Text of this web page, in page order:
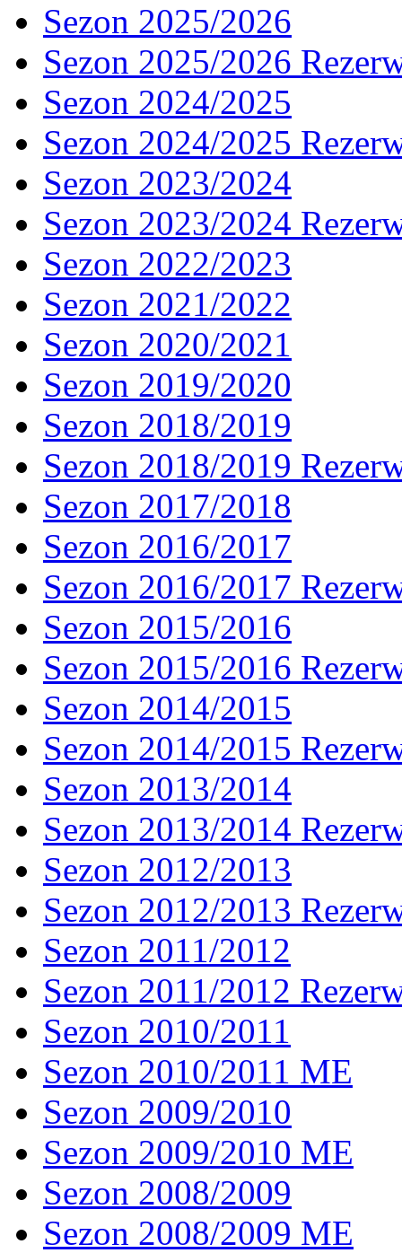
Sezon 2025/2026
Sezon 2025/2026
Sezon 2024/2025
Sezon 2024/2025
Sezon 2023/2024
Sezon 2023/2024
Sezon 2022/2023
Sezon 2021/2022
Sezon 2020/2021
Sezon 2019/2020
Sezon 2018/2019
Sezon 2018/2019
Sezon 2017/2018
Sezon 2016/2017
Sezon 2016/2017
Sezon 2015/2016
Sezon 2015/2016
Sezon 2014/2015
Sezon 2014/2015
Sezon 2013/2014
Sezon 2013/2014
Sezon 2012/2013
Sezon 2012/2013
Sezon 2011/2012
Sezon 2011/2012
Sezon 2010/2011
Sezon 2010/2011 ME
Sezon 2009/2010
Sezon 2009/2010 ME
Sezon 2008/2009
Sezon 2008/2009 ME